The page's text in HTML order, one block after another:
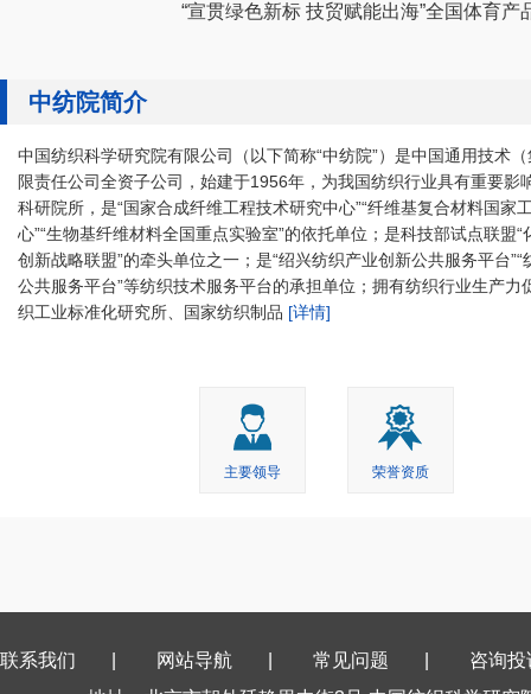
“宣贯绿色新标 技贸赋能出海”全国体育产
中纺院简介
中国纺织科学研究院有限公司（以下简称“中纺院”）是中国通用技术
限责任公司全资子公司，始建于1956年，为我国纺织行业具有重要影
科研院所，是“国家合成纤维工程技术研究中心”“纤维基复合材料国家
心”“生物基纤维材料全国重点实验室”的依托单位；是科技部试点联盟“
创新战略联盟”的牵头单位之一；是“绍兴纺织产业创新公共服务平台”“
公共服务平台”等纺织技术服务平台的承担单位；拥有纺织行业生产力
织工业标准化研究所、国家纺织制品 [详情]
主要领导 荣誉资质
联系我们 网站导航 常见问题
咨询投